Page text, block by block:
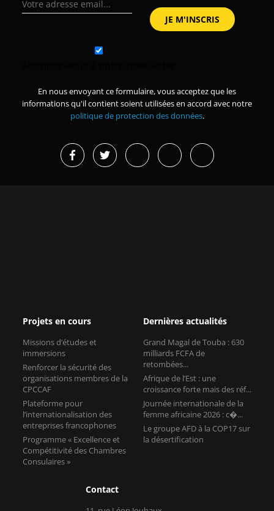
En nous envoyant ce formulaire, vous acceptez que les
informations qu'il contient soient utilisées en accord avec notre
politique de protection des données.
Projets en cours
Missions d’études et
immersions
Renforcer la sécurité des
organisations membres de la
CPCCAF
Plateforme pour
l’internationalisation des
entreprises francophones
Programme « Excellence et
Compétitivité des Chambres
Consulaires »
Dernières actualités
Grand Magal de Touba : 630
milliards FCFA de
retombées...
Afrique de l’Est : une
croissance forte mais des réf...
Journée internationale de la
femme africaine 2026 : c�...
Le groupe AFD à la COP17 sur
la désertification
Contact